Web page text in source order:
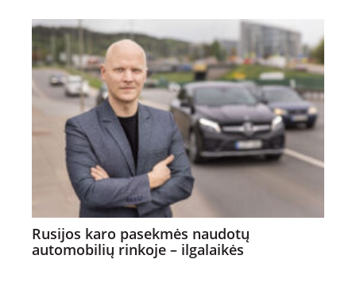
Rusijos karo pasekmės naudotų
automobilių rinkoje – ilgalaikės